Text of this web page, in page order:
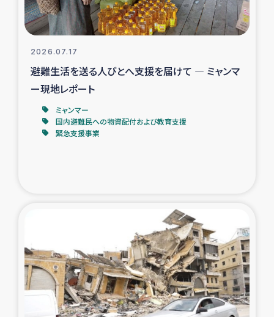
2026.07.17
避難生活を送る人びとへ支援を届けて ― ミャンマ
ー現地レポート
ミャンマー
国内避難民への物資配付および教育支援
緊急支援事業